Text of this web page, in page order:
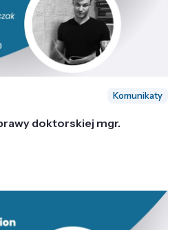
Komunikaty
doktorskiej mgr.